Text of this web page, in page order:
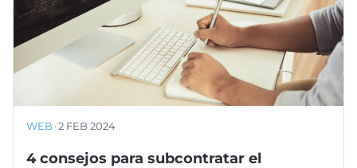
WEB ·2 FEB 2024
4 consejos para subcontratar el